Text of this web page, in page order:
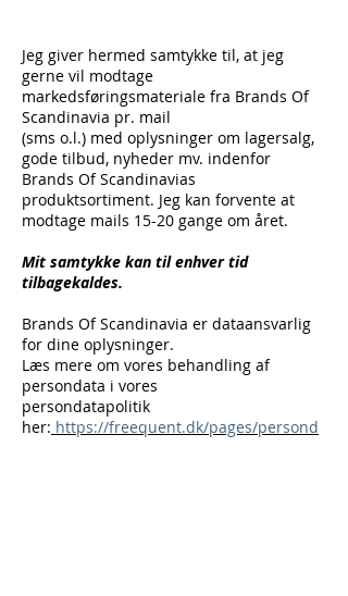
Jeg giver hermed samtykke til, at jeg
gerne vil modtage
markedsføringsmateriale fra Brands Of
Scandinavia pr. mail
(sms o.l.) med oplysninger om lagersalg,
gode tilbud, nyheder mv. indenfor
Brands Of Scandinavias
produktsortiment. Jeg kan forvente at
modtage mails 15-20 gange om året.
Mit samtykke kan til enhver tid
tilbagekaldes.
Brands Of Scandinavia er dataansvarlig
for dine oplysninger.
Læs mere om vores behandling af
persondata i vores
persondatapolitik
her: https://freequent.dk/pages/persond